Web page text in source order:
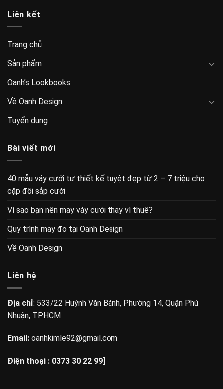
Liên kết
Trang chủ
Sản phẩm
Oanh’s Lookbooks
Về Oanh Design
Tuyển dụng
Bài viết mới
40 mẫu váy cưới tự thiết kế tuyệt đẹp từ 2 – 7 triệu cho
cặp đôi sắp cưới
Vì sao bạn nên may váy cưới thay vì thuê?
Quy trình may đo tại Oanh Design
Về Oanh Design
Liên hệ
Địa chỉ: 533/22 Huỳnh Văn Bánh, Phường 14, Quận Phú
Nhuận, TPHCM
Email: oanhkimle92@gmail.com
Điện thoại : 0373 30 22 99]